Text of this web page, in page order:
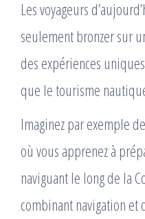
Les voyageurs
seulement bronzer sur
des expériences
que le tourisme
Imaginez par exemple
où vous apprenez à
naviguant le long de la
combinant navigation